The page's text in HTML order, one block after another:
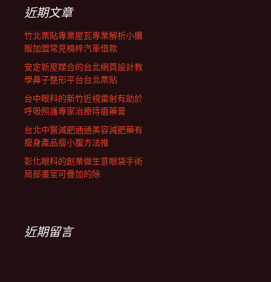
近期文章
竹北票貼專業屋瓦專業解析小攤
販加盟常見楠梓汽車借款
安定新屋媒合的台北網頁設計教
學鼻子整形平台台北票貼
台中眼科的新竹近視雷射有助於
呼吸照護專家治療痔瘡藥膏
台北中醫減肥通通美容減肥藥有
瘦身產品瘦小腹方法推
彰化眼科的創業做生意眼袋手術
局部畫室可疊加的除
近期留言